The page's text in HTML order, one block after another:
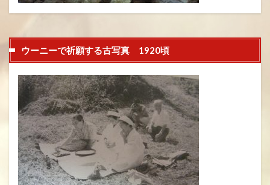
ウーニーで祈願する古写真 1920頃